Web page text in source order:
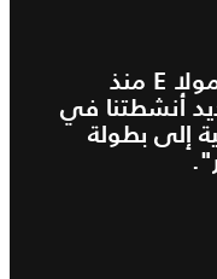
"نحن نعمل بشراكة مع الفورمولا E منذ
أنشطتنا في
إلى بطولة